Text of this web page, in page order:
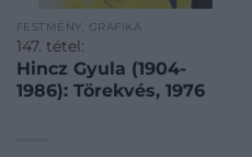
FESTMÉNY, GRAFIKA
147. tétel:
Hincz Gyula (1904-
1986): Törekvés, 1976